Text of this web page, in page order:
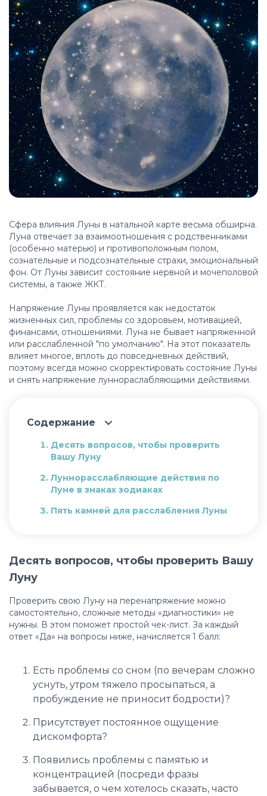
Сфера влияния Луны в натальной карте весьма обширна.
Луна отвечает за взаимоотношения с родственниками
(особенно матерью) и противоположным полом,
сознательные и подсознательные страхи, эмоциональный
фон. От Луны зависит состояние нервной и мочеполовой
системы, а также ЖКТ.
Напряжение Луны проявляется как недостаток
жизненных сил, проблемы со здоровьем, мотивацией,
финансами, отношениями. Луна не бывает напряженной
или расслабленной "по умолчанию". На этот показатель
влияет многое, вплоть до повседневных действий,
поэтому всегда можно скорректировать состояние Луны
и снять напряжение луннораслабляющими действиями.
Содержание
Десять вопросов, чтобы проверить
Вашу Луну
Луннорасслабляющие действия по
Луне в знаках зодиаках
Пять камней для расслабления Луны
Десять вопросов, чтобы проверить Вашу
Луну
Проверить свою Луну на перенапряжение можно
самостоятельно, сложные методы «диагностики» не
нужны. В этом поможет простой чек-лист. За каждый
ответ «Да» на вопросы ниже, начисляется 1 балл:
Есть проблемы со сном (по вечерам сложно
уснуть, утром тяжело просыпаться, а
пробуждение не приносит бодрости)?
Присутствует постоянное ощущение
дискомфорта?
Появились проблемы с памятью и
концентрацией (посреди фразы
забывается, о чем хотелось сказать, часто